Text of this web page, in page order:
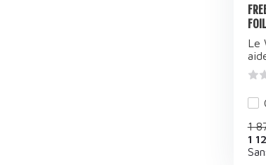
Le
1
1